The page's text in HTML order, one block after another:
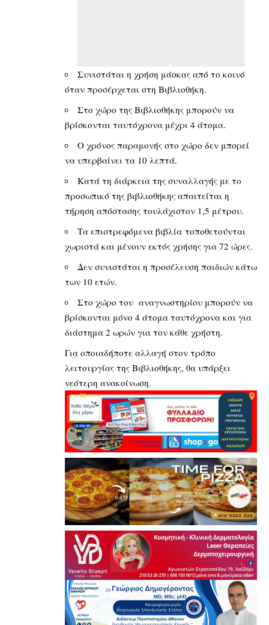
Συνιστάται η χρήση μάσκας από το κοινό
όταν προσέρχεται στη Βιβλιοθήκη.
Στο χώρο της Βιβλιοθήκης μπορούν να
βρίσκονται ταυτόχρονα μέχρι 4 άτομα.
Ο χρόνος παραμονής στο χώρο δεν μπορεί
να υπερβαίνει τα 10 λεπτά.
Κατά τη διάρκεια της συναλλαγής με το
προσωπικό της βιβλιοθήκης απαιτείται η
τήρηση απόστασης τουλάχιστον 1,5 μέτρου.
Τα επιστρεφόμενα βιβλία τοποθετούνται
χωριστά και μένουν εκτός χρήσης για 72 ώρες.
Δεν συνιστάται η προσέλευση παιδιών κάτω
των 10 ετών.
Στο χώρο του αναγνωστηρίου μπορούν να
βρίσκονται μόνο 4 άτομα ταυτόχρονα και για
διάστημα 2 ωρών για τον κάθε χρήστη.
Για οποιαδήποτε αλλαγή στον τρόπο
λειτουργίας της Βιβλιοθήκης, θα υπάρξει
νεότερη ανακοίνωση.